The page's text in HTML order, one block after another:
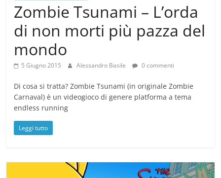
Zombie Tsunami – L’orda
di non morti più pazza del
mondo
5 Giugno 2015 Alessandro Basile 0 commenti
Di cosa si tratta? Zombie Tsunami (in originale Zombie
Carnaval) è un videogioco di genere platforma a tema
endless running
Leggi tutto